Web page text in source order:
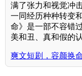
满了张力和视觉冲
一同经历种种转变
命》是一部不容错
美和丑、真和假的认
爽文短剧，容颜换